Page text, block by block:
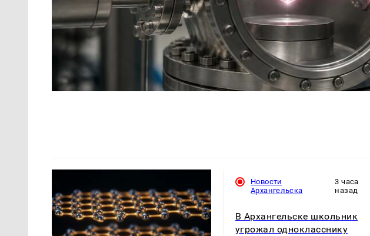
Новости
Архангельска
3 часа
назад
В Архангельске школьник
угрожал однокласснику